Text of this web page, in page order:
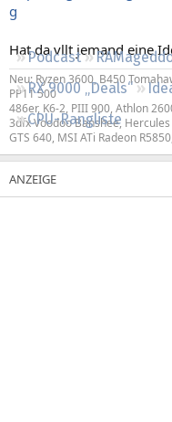
Podcast
RX 9000 „Deals“
CPU-Rangliste
g
Hat da vllt jemand eine
Neu: Ryzen 3600, B450
PP11 500
486er, K6-2, PIII 900, Athlon
3dfx Voodoo Banshee,
GTS 640, MSI ATi Radeon